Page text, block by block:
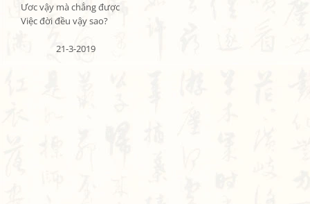
Ươc vậy mà chẳng được
Việc đời đều vậy sao?
                 21-3-2019